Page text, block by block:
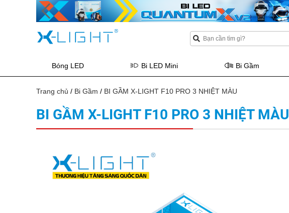
Bóng LED Bi LED Mini Bi Gầm
Trang chủ / Bi Gầm / BI GẦM X-LIGHT F10 PRO 3 NHIỆT MÀU
BI GẦM X-LIGHT F10 PRO 3 NHIỆT MÀU